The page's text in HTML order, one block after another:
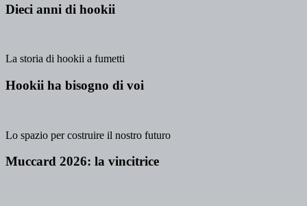
Dieci anni di hookii
La storia di hookii a fumetti
Hookii ha bisogno di voi
Lo spazio per costruire il nostro futuro
Muccard 2026: la vincitrice